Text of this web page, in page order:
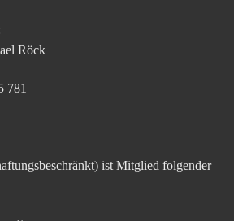
Röck
781
ist Mitglied folgender